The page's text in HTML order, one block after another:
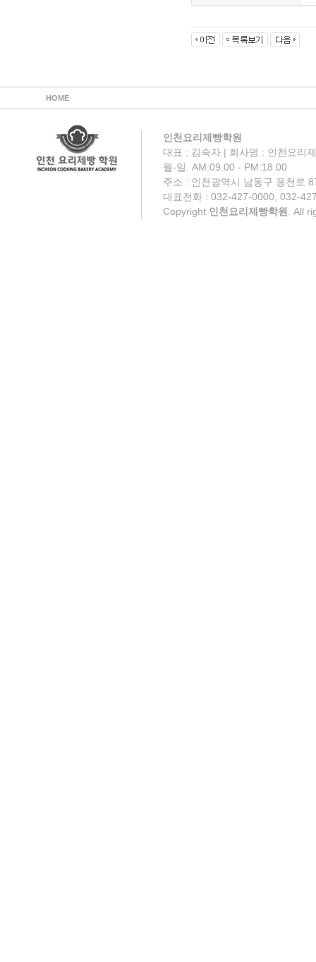
HOME
인천요리제빵학원
대표 : 김숙자 | 회사명 : 인천요리
월-일. AM:09.00 - PM:18.00
주소 : 인천광역시 남동구 용천로
대표전화 : 032-427-0000, 032-
Copyright 인천요리제빵학원 . All